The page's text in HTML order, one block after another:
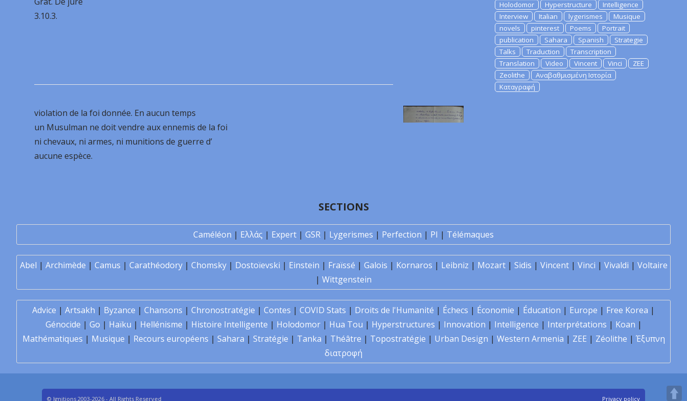
3.10.3.
violation de la foi donnée. En aucun temps
un Musulman ne doit vendre aux ennemis de la foi
ni chevaux, ni armes, ni munitions de guerre d’
aucune espèce.
Holodomor
Hyperstructure
Intelligence
Interview
Italian lygerismes
Musique
novels
pinterest Poems
Portrait
publication
Sahara Spanish
Strategie
Talks
Traduction
Transcription
Translation
Video Vincent Vinci
ZEE
Zeolithe
Αναβαθμισμένη Ιστορία
Καταγραφή
SECTIONS
Caméléon | Ελλάς | Expert | GSR | Lygerismes | Perfection | PI | Télémaques
Abel | Archimède | Camus | Carathéodory| Chomsky| Dostoïevski | Einstein | Fraïssé | Galois | Kornaros | Leibniz | Mozart| Sidis | Vincent| Vinci | Vivaldi | Voltaire
| Wittgenstein
Advice | Artsakh | Byzance | Chansons | Chronostratégie | Contes | COVID Stats | Droits de l'Humanité | Échecs | Économie | Éducation | Europe | Free Korea |
Génocide | Go | Haïku | Hellénisme | Histoire Intelligente | Holodomor| Hua Tou | Hyperstructures | Innovation | Intelligence | Interprétations | Koan |
Mathématiques | Musique | Recours européens | Sahara | Stratégie | Tanka | Théâtre | Topostratégie | Urban Design | Western Armenia | ZEE | Zéolithe | Έξυπνη
διατροφή
© Ignitions 2003-2026 - All Rights Reserved Privacy policy